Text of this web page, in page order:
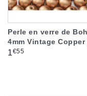
Perle en verre de
4mm Vintage Copper
Prix
1€55